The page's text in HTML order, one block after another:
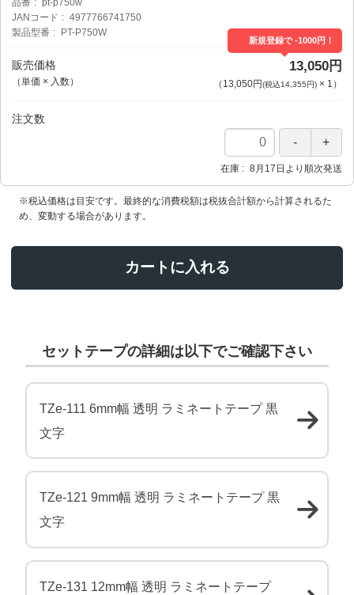
品番
pt-p750w
JANコード
4977766741750
製品型番
PT-P750W
販売価格
（単価 × 入数）
新規登録で -1000円！
13,050円
（ 13,050円(税込14,355円)× 1 ）
注文数
在庫 8月17日より順次発送
※税込価格は目安です。最終的な消費税額は税抜合計額から計算されるた
め、変動する場合があります。
カートに入れる
セットテープの詳細は以下でご確認下さい
TZe-111 6mm幅 透明 ラミネートテープ 黒
文字
TZe-121 9mm幅 透明 ラミネートテープ 黒
文字
TZe-131 12mm幅 透明 ラミネートテープ